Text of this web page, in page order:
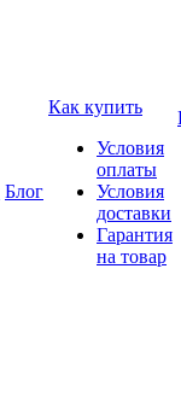
Блог
Как купить
Условия
оплаты
Условия
доставки
Гарантия
на товар